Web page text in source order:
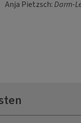
Anja Pietzsch:Darm-